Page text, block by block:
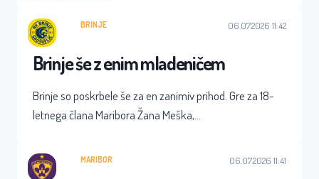
BRINJE 06.07.2026 11:42
Brinje še z enim mladeničem
Brinje so poskrbele še za en zanimiv prihod. Gre za 18-
letnega člana Maribora Žana Meška,…
MARIBOR 06.07.2026 11:41